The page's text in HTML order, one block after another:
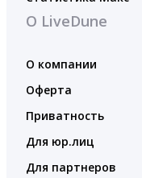
О LiveDune
О компании
Оферта
Приватность
Для юр.лиц
Для партнеров